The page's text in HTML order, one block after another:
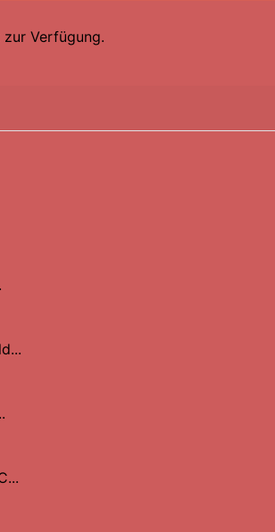
zur Verfügung.